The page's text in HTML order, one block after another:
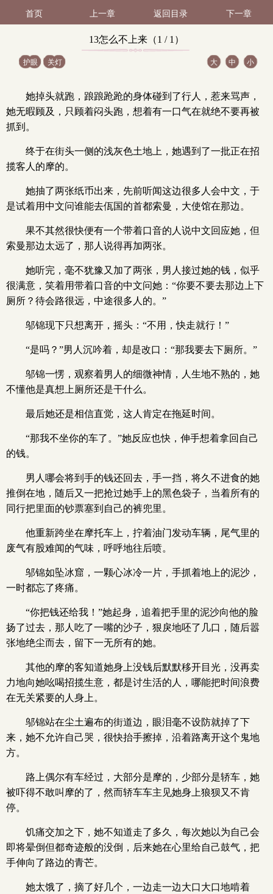
首页 上一章 返回目录 下一章
13怎么不上来（1 / 1）
护眼 关灯 大 中 小
她掉头就跑，踉踉跄跄的身体碰到了行人，惹来骂声，
她无暇顾及，只顾着闷头跑，想着有一口气在就绝不要再被
抓到。
终于在街头一侧的浅灰色土地上，她遇到了一批正在招
揽客人的摩的。
她抽了两张纸币出来，先前听闻这边很多人会中文，于
是试着用中文问谁能去佤国的首都索曼，大使馆在那边。
果不其然很快便有一个带着口音的人说中文回应她，但
索曼那边太远了，那人说得再加两张。
她听完，毫不犹豫又加了两张，男人接过她的钱，似乎
很满意，笑着用带着口音的中文问她：“你要不要去那边上下
厕所？待会路很远，中途很多人的。”
邬锦现下只想离开，摇头：“不用，快走就行！”
“是吗？”男人沉吟着，却是改口：“那我要去下厕所。”
邬锦一愣，观察着男人的细微神情，人生地不熟的，她
不懂他是真想上厕所还是干什么。
最后她还是相信直觉，这人肯定在拖延时间。
“那我不坐你的车了。”她反应也快，伸手想着拿回自己
的钱。
男人哪会将到手的钱还回去，手一挡，将久不进食的她
推倒在地，随后又一把抢过她手上的黑色袋子，当着所有的
同行把里面的钞票塞到自己的裤兜里。
他重新跨坐在摩托车上，拧着油门发动车辆，尾气里的
废气有股难闻的气味，呼呼地往后喷。
邬锦如坠冰窟，一颗心冰冷一片，手抓着地上的泥沙，
一时都忘了疼痛。
“你把钱还给我！”她起身，追着把手里的泥沙向他的脸
扬了过去，那人吃了一嘴的沙子，狠戾地呸了几口，随后嚣
张地绝尘而去，留下一无所有的她。
其他的摩的客知道她身上没钱后默默移开目光，没再卖
力地向她吆喝招揽生意，都是讨生活的人，哪能把时间浪费
在无关紧要的人身上。
邬锦站在尘土遍布的街道边，眼泪毫不设防就掉了下
来，她不允许自己哭，很快抬手擦掉，沿着路离开这个鬼地
方。
路上偶尔有车经过，大部分是摩的，少部分是轿车，她
被吓得不敢叫摩的了，然而轿车车主见她身上狼狈又不肯
停。
饥痛交加之下，她不知道走了多久，每次她以为自己会
即将晕倒但都奇迹般的没倒，后来她在心里给自己鼓气，把
手伸向了路边的青芒。
她太饿了，摘了好几个，一边走一边大口大口地啃着